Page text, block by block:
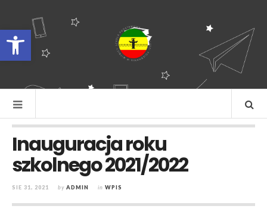
Otwórz pasek narzędzi
Inauguracja roku
szkolnego 2021/2022
SIE 31, 2021 by ADMIN in WPIS